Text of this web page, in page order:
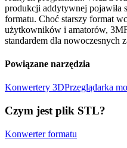
produkcji addytywnej pojawiła
formatu. Choć starszy format
użytkowników i amatorów,
standardem dla nowoczesnych
Powiązane narzędzia
Konwertery 3DPrzeglądarka
Czym jest plik STL?
Konwerter formatu